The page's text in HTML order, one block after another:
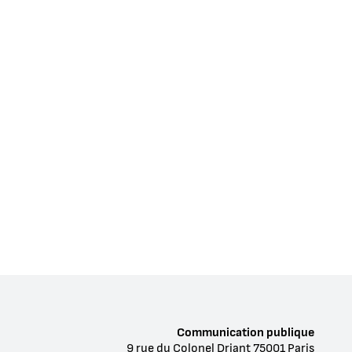
Communication publique
9 rue du Colonel Driant75001 Paris